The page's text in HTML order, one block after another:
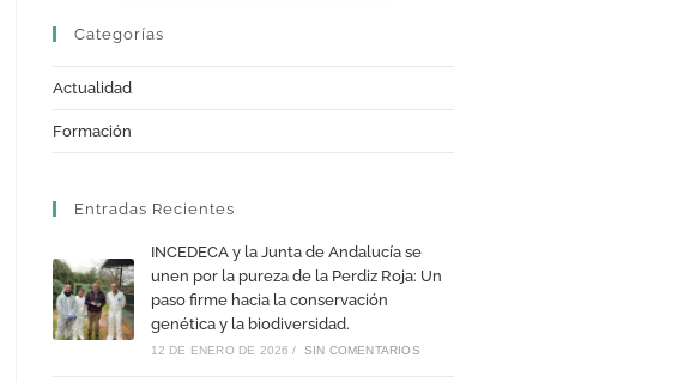
Categorías
Actualidad
Formación
Entradas Recientes
INCEDECA y la Junta de Andalucía se
unen por la pureza de la Perdiz Roja: Un
paso firme hacia la conservación
genética y la biodiversidad.
12 DE ENERO DE 2026 / SIN COMENTARIOS